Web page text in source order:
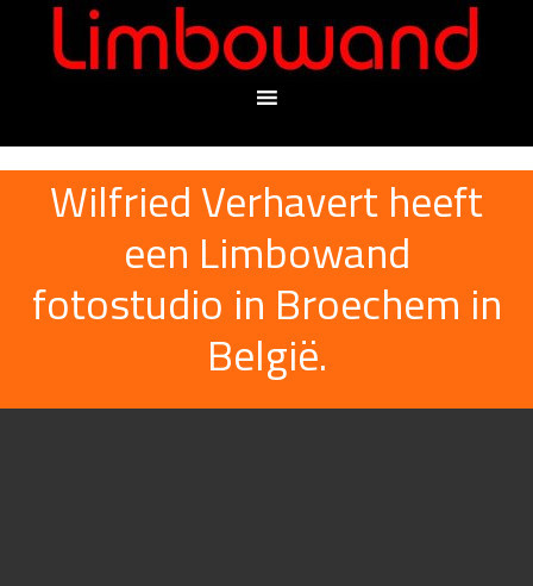
Wilfried Verhavert heeft
een Limbowand
fotostudio in Broechem in
België.